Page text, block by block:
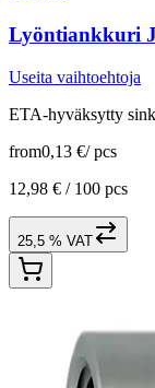
Lyöntiankkuri
Useita vaihtoehtoja
ETA-hyväksytty
from0,13 €/ pcs
12,98 € / 100 pcs
25,5 % VAT